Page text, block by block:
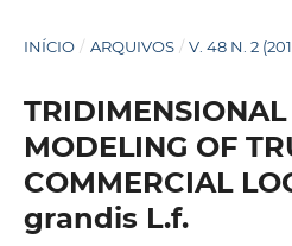
INÍCIO / ARQUIVOS / V. 48 N. 2
MODELING OF
COMMERCIAL
grandis L.f.